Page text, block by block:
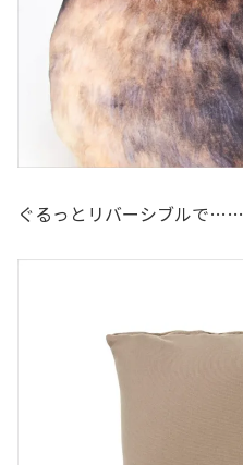
ぐるっとリバーシブルで……